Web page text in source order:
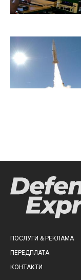
ПОСЛУГИ & РЕКЛАМА
ПЕРЕДПЛАТА
КОНТАКТИ